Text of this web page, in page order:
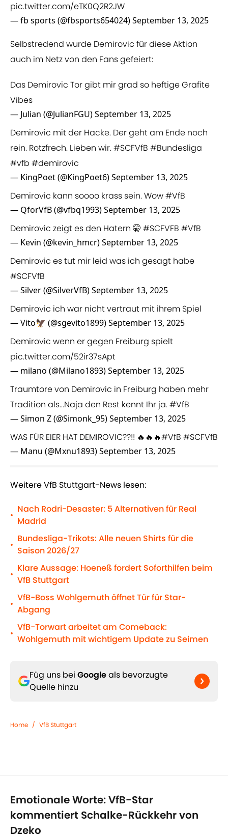
pic.twitter.com/eTK0Q2R2JW
— fb sports (@fbsports654024)September 13, 2025
Selbstredend wurde Demirovic für diese Aktion
auch im Netz von den Fans gefeiert:
Das Demirovic Tor gibt mir grad so heftige Grafite
Vibes
— Julian (@JulianFGU)September 13, 2025
Demirovic mit der Hacke. Der geht am Ende noch
rein. Rotzfrech. Lieben wir.#SCFVfB #Bundesliga
#vfb #demirovic
— KingPoet (@KingPoet6)September 13, 2025
Demirovic kann soooo krass sein. Wow#VfB
— QforVfB (@vfbq1993)September 13, 2025
Demirovic zeigt es den Hatern 🤫 #SCFVFB #VfB
— Kevin (@kevin_hmcr)September 13, 2025
Demirovic es tut mir leid was ich gesagt habe
#SCFVfB
— Silver (@SilverVfB)September 13, 2025
Demirovic ich war nicht vertraut mit ihrem Spiel
— Vito🦅 (@sgevito1899)September 13, 2025
Demirovic wenn er gegen Freiburg spielt
pic.twitter.com/52ir37sApt
— milano (@Milano1893)September 13, 2025
Traumtore von Demirovic in Freiburg haben mehr
Tradition als...Naja den Rest kennt Ihr ja.#VfB
— Simon Z (@Simonk_95)September 13, 2025
WAS FÜR EIER HAT DEMIROVIC??!! 🔥🔥🔥#VfB #SCFVfB
— Manu (@Mxnu1893)September 13, 2025
Weitere VfB Stuttgart-News lesen:
•
Nach Rodri-Desaster: 5 Alternativen für Real
Madrid
•
Bundesliga-Trikots: Alle neuen Shirts für die
Saison 2026/27
•
Klare Aussage: Hoeneß fordert Soforthilfen beim
VfB Stuttgart
•
VfB-Boss Wohlgemuth öffnet Tür für Star-
Abgang
•
VfB-Torwart arbeitet am Comeback:
Wohlgemuth mit wichtigem Update zu Seimen
Füg uns bei Googleals bevorzugte
Quelle hinzu
Home / VfB Stuttgart
Emotionale Worte: VfB-Star
kommentiert Schalke-Rückkehr von
Dzeko